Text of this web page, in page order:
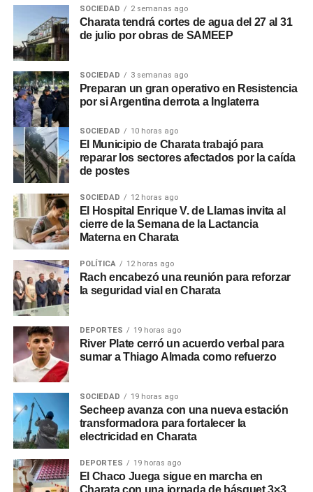
SOCIEDAD 2 semanas ago
Charata tendrá cortes de agua del 27 al 31
de julio por obras de SAMEEP
SOCIEDAD 3 semanas ago
Preparan un gran operativo en Resistencia
por si Argentina derrota a Inglaterra
SOCIEDAD 10 horas ago
El Municipio de Charata trabajó para
reparar los sectores afectados por la caída
de postes
SOCIEDAD 12 horas ago
El Hospital Enrique V. de Llamas invita al
cierre de la Semana de la Lactancia
Materna en Charata
POLÍTICA 12 horas ago
Rach encabezó una reunión para reforzar
la seguridad vial en Charata
DEPORTES 19 horas ago
River Plate cerró un acuerdo verbal para
sumar a Thiago Almada como refuerzo
SOCIEDAD 19 horas ago
Secheep avanza con una nueva estación
transformadora para fortalecer la
electricidad en Charata
DEPORTES 19 horas ago
El Chaco Juega sigue en marcha en
Charata con una jornada de básquet 3×3